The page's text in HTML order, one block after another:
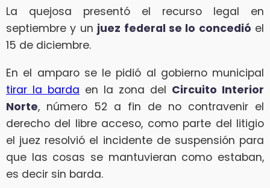
La quejosa presentó el recurso legal en
septiembre y un juez federal se lo concedió el
15 de diciembre.
En el amparo se le pidió al gobierno municipal
tirar la barda en la zona del Circuito Interior
Norte, número 52 a fin de no contravenir el
derecho del libre acceso, como parte del litigio
el juez resolvió el incidente de suspensión para
que las cosas se mantuvieran como estaban,
es decir sin barda.